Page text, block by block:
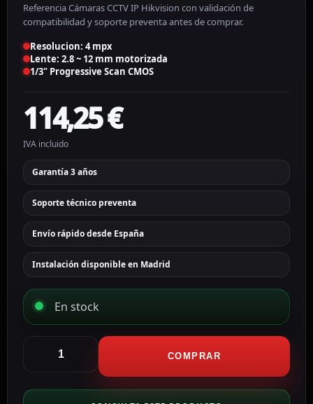
Referencia Cámaras CCTV IP Hikvision con validación de
compatibilidad y soporte preventa antes de comprar.
Resolucion: 4 mpx
Lente: 2.8 ~ 12 mm motorizada
1/3" Progressive Scan CMOS
114,25€
IVA incluido
Garantía 3 años
Soporte técnico preventa
Envío rápido desde España
Instalación disponible en Madrid
En stock
Cámara
IP
COMPRAR